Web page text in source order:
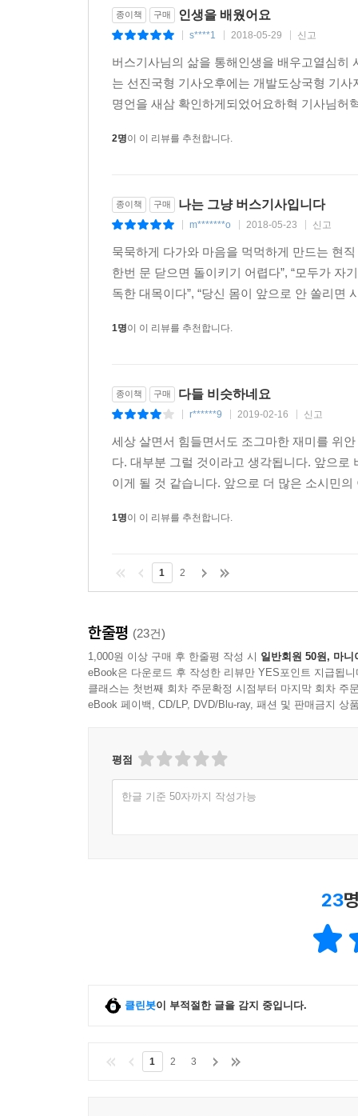
종이책 구매 인생을 배웠어요
s****1 2018-05-29 신고
버스기사님의 삶을 통해인생을 배우고열심히
는 선진국형 기사오후에는 개발도상국형 기
명언을 새삼 확인하게되었어요하혁 기사님
2명이 이 리뷰를 추천합니다.
종이책 구매 나는 그냥 버스기사입니다
m*******o 2018-05-23 신고
묵묵하게 다가와 마음을 먹먹하게 만드는 현
한번 문 닫으면 돌이키기 어렵다”, “모두가 자
독한 대목이다”, “당신 몸이 앞으로 안 쏠리면
1명이 이 리뷰를 추천합니다.
종이책 구매 다들 비슷하네요
r******9 2019-02-16 신고
세상 살면서 힘들면서도 조그마한 재미를 위
다. 대부분 그럴 것이라고 생각됩니다. 앞으
이게 될 것 같습니다. 앞으로 더 많은 소시민
1명이 이 리뷰를 추천합니다.
1 2
한줄평 (23건)
1,000원 이상 구매 후 한줄평 작성 시 일반회원 50원, 마니
eBook은 다운로드 후 작성한 리뷰만 YES포인트 지급됩니
클래스는 첫번째 회차 주문확정 시점부터 마지막 회차 주
eBook 페이백, CD/LP, DVD/Blu-ray, 패션 및 판매금지 상
평점
한글 기준 50자까지 작성가능
23
클린봇이 부적절한 글을 감지 중입니다.
1 2 3